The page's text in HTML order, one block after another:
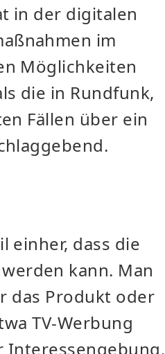
in der digitalen
im
Möglichkeiten
die in Rundfunk,
Fällen über ein
einher, dass die
kann. Man
das Produkt oder
TV-Werbung
Interessengebung.